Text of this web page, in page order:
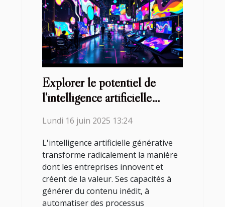
Explorer le potentiel de
l'intelligence artificielle
Lundi 16 juin 2025 13:24
L'intelligence artificielle générative
transforme radicalement la manière
dont les entreprises innovent et
créent de la valeur. Ses capacités à
générer du contenu inédit, à
automatiser des processus